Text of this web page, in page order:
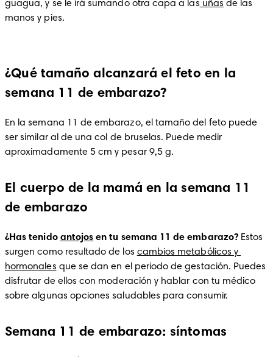
guagua, y se le irá sumando otra capa a las uñas de las
manos y pies.
¿Qué tamaño alcanzará el feto en la
semana 11 de embarazo?
En la semana 11 de embarazo, el tamaño del feto puede
ser similar al de una col de bruselas. Puede medir
aproximadamente 5 cm y pesar 9,5 g.
El cuerpo de la mamá en la semana 11
de embarazo
¿Has tenido antojos en tu semana 11 de embarazo? Estos
surgen como resultado de los cambios metabólicos y
hormonales que se dan en el periodo de gestación. Puedes
disfrutar de ellos con moderación y hablar con tu médico
sobre algunas opciones saludables para consumir.
Semana 11 de embarazo: síntomas